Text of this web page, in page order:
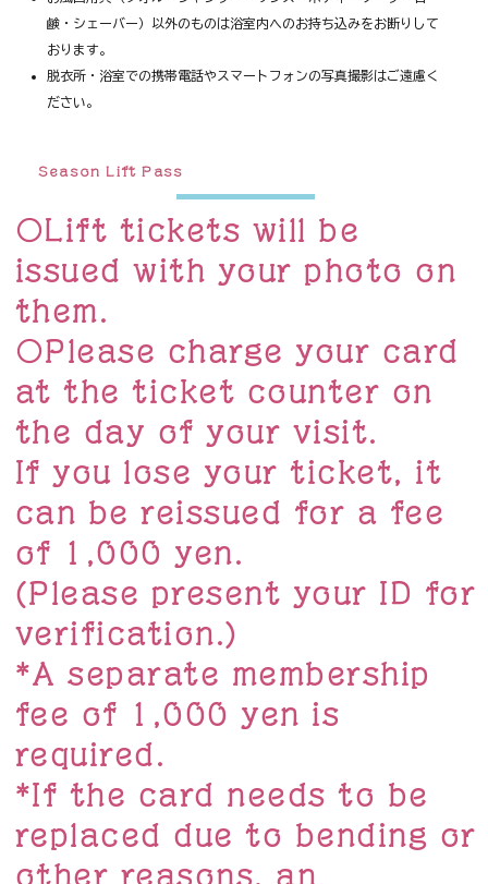
鹸・シェーバー）以外のものは浴室内へのお持ち込みをお断りして
おります。
脱衣所・浴室での携帯電話やスマートフォンの写真撮影はご遠慮く
ださい。
Season Lift Pass
〇Lift tickets will be
issued with your photo on
them.
〇Please charge your card
at the ticket counter on
the day of your visit.
If you lose your ticket, it
can be reissued for a fee
of 1,000 yen.
(Please present your ID for
verification.)
*A separate membership
fee of 1,000 yen is
required.
*If the card needs to be
replaced due to bending or
other reasons, an